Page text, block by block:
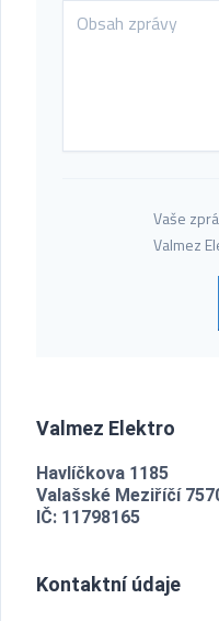
Vaše
Valmez
Valmez Elektro
Havlíčkova 1185
Valašské Meziříčí
IČ: 11798165
Kontaktní údaje